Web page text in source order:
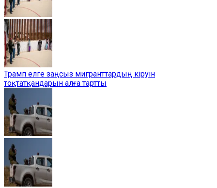
Трамп елге заңсыз мигранттардың кіруін
тоқтатқандарын алға тартты